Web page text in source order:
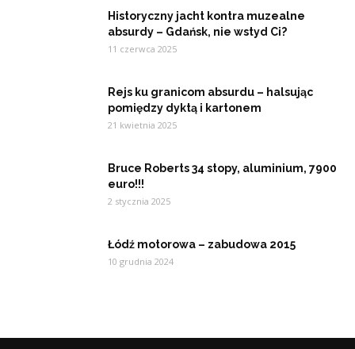
Historyczny jacht kontra muzealne
absurdy – Gdańsk, nie wstyd Ci?
11 czerwca 2025
Rejs ku granicom absurdu – halsując
pomiędzy dyktą i kartonem
21 kwietnia 2025
Bruce Roberts 34 stopy, aluminium, 7900
euro!!!
2 stycznia 2025
Łódź motorowa – zabudowa 2015
10 grudnia 2024